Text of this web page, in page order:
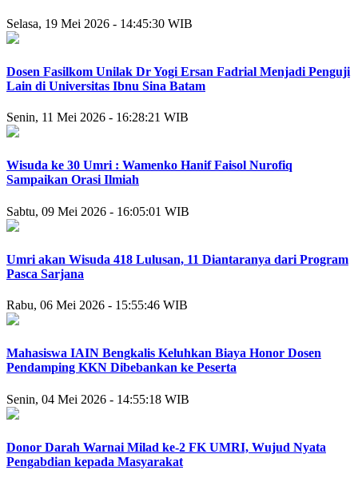
Selasa, 19 Mei 2026 - 14:45:30 WIB
Dosen Fasilkom Unilak Dr Yogi Ersan Fadrial Menjadi Penguji
Lain di Universitas Ibnu Sina Batam
Senin, 11 Mei 2026 - 16:28:21 WIB
Wisuda ke 30 Umri : Wamenko Hanif Faisol Nurofiq
Sampaikan Orasi Ilmiah
Sabtu, 09 Mei 2026 - 16:05:01 WIB
Umri akan Wisuda 418 Lulusan, 11 Diantaranya dari Program
Pasca Sarjana
Rabu, 06 Mei 2026 - 15:55:46 WIB
Mahasiswa IAIN Bengkalis Keluhkan Biaya Honor Dosen
Pendamping KKN Dibebankan ke Peserta
Senin, 04 Mei 2026 - 14:55:18 WIB
Donor Darah Warnai Milad ke-2 FK UMRI, Wujud Nyata
Pengabdian kepada Masyarakat